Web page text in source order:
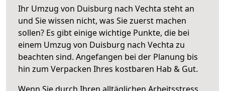
Ihr Umzug von Duisburg nach Vechta steht an
und Sie wissen nicht, was Sie zuerst machen
sollen? Es gibt einige wichtige Punkte, die bei
einem Umzug von Duisburg nach Vechta zu
beachten sind. Angefangen bei der Planung bis
hin zum Verpacken Ihres kostbaren Hab & Gut.